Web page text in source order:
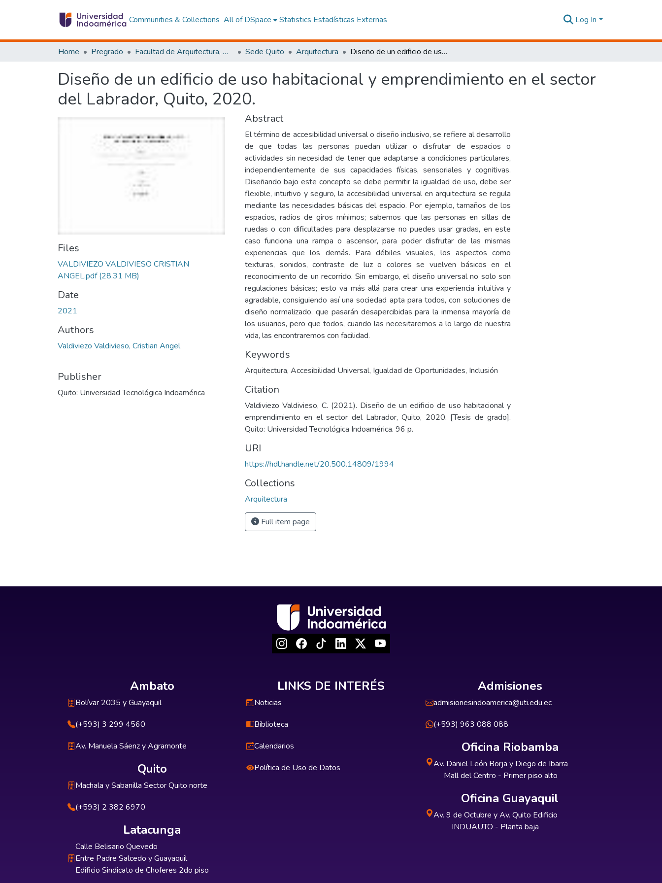
Communities & Collections All of DSpace Statistics Estadísticas Externas Log In
Home Pregrado Facultad de Arquitectura, Artes y Diseño Sede Quito Arquitectura Diseño de un edificio de uso habitacional y emprendimiento en el sector del Labrador, Quito, 2020.
Diseño de un edificio de uso habitacional y emprendimiento en el sector
del Labrador, Quito, 2020.
Files
VALDIVIEZO VALDIVIESO CRISTIAN
ANGEL.pdf(28.31 MB)
Date
2021
Authors
Valdiviezo Valdivieso, Cristian Angel
Publisher
Quito: Universidad Tecnológica Indoamérica
Abstract
El término de accesibilidad universal o diseño inclusivo, se refiere al desarrollo
de que todas las personas puedan utilizar o disfrutar de espacios o
actividades sin necesidad de tener que adaptarse a condiciones particulares,
independientemente de sus capacidades físicas, sensoriales y cognitivas.
Diseñando bajo este concepto se debe permitir la igualdad de uso, debe ser
flexible, intuitivo y seguro, la accesibilidad universal en arquitectura se regula
mediante las necesidades básicas del espacio. Por ejemplo, tamaños de los
espacios, radios de giros mínimos; sabemos que las personas en sillas de
ruedas o con dificultades para desplazarse no puedes usar gradas, en este
caso funciona una rampa o ascensor, para poder disfrutar de las mismas
experiencias que los demás. Para débiles visuales, los aspectos como
texturas, sonidos, contraste de luz o colores se vuelven básicos en el
reconocimiento de un recorrido. Sin embargo, el diseño universal no solo son
regulaciones básicas; esto va más allá para crear una experiencia intuitiva y
agradable, consiguiendo así una sociedad apta para todos, con soluciones de
diseño normalizado, que pasarán desapercibidas para la inmensa mayoría de
los usuarios, pero que todos, cuando las necesitaremos a lo largo de nuestra
vida, las encontraremos con facilidad.
Keywords
Arquitectura, Accesibilidad Universal, Igualdad de Oportunidades, Inclusión
Citation
Valdiviezo Valdivieso, C. (2021). Diseño de un edificio de uso habitacional y
emprendimiento en el sector del Labrador, Quito, 2020. [Tesis de grado].
Quito: Universidad Tecnológica Indoamérica. 96 p.
URI
https://hdl.handle.net/20.500.14809/1994
Collections
Arquitectura
Full item page
Ambato
Bolívar 2035 y Guayaquil
(+593) 3 299 4560
Av. Manuela Sáenz y Agramonte
Quito
Machala y Sabanilla Sector Quito norte
(+593) 2 382 6970
Latacunga
Calle Belisario Quevedo
Entre Padre Salcedo y Guayaquil
Edificio Sindicato de Choferes 2do piso
LINKS DE INTERÉS
Noticias
Biblioteca
Calendarios
Política de Uso de Datos
Admisiones
admisionesindoamerica@uti.edu.ec
(+593) 963 088 088
Oficina Riobamba
Av. Daniel León Borja y Diego de Ibarra
Mall del Centro - Primer piso alto
Oficina Guayaquil
Av. 9 de Octubre y Av. Quito Edificio
INDUAUTO - Planta baja